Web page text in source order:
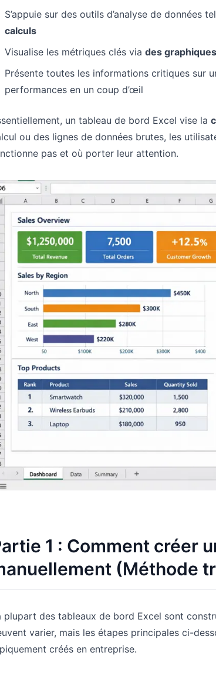
S’appuie sur des outils d’analyse de données
calculs
Visualise les métriques clés via des
Présente toutes les informations critiques sur
performances en un coup d’œil
un tableau de bord Excel vise la
ou des lignes de données brutes, les
pas et où porter leur attention.
1 : Comment créer
(Méthode
plupart des tableaux de bord Excel sont
varier, mais les étapes principales ci-
créés en entreprise.